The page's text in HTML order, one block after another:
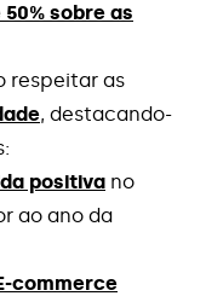
sobre as
respeitar as
, destacando-
positiva no
ao ano da
commerce